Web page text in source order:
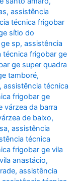
,assistência
técnica frigobar
sítio do
sp,assistência
técnica frigobar ge
ge super quadra
tamboré,
,assistência técnica
frigobar ge
várzea da barra
de baixo,
,assistência
técnica
frigobar ge vila
anastácio,
,assistência